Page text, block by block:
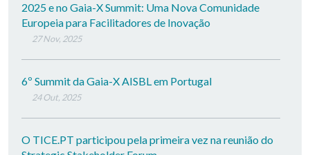
2025 e no Gaia-X Summit: Uma Nova Comunidade
Europeia para Facilitadores de Inovação
27 Nov, 2025
6º Summit da Gaia-X AISBL em Portugal
24 Out, 2025
O TICE.PT participou pela primeira vez na reunião do